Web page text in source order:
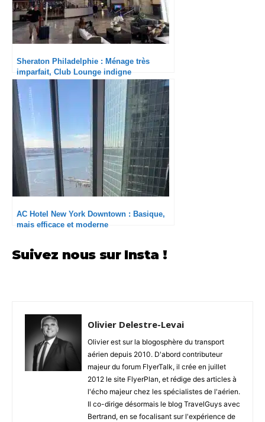
Sheraton Philadelphie : Ménage très
imparfait, Club Lounge indigne
AC Hotel New York Downtown : Basique,
mais efficace et moderne
Suivez nous sur Insta !
Olivier Delestre-Levai
Olivier est sur la blogosphère du transport
aérien depuis 2010. D'abord contributeur
majeur du forum FlyerTalk, il crée en juillet
2012 le site FlyerPlan, et rédige des articles à
l'écho majeur chez les spécialistes de l'aérien.
Il co-dirige désormais le blog TravelGuys avec
Bertrand, en se focalisant sur l'expérience de